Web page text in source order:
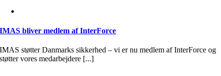
IMAS bliver medlem af InterForce
IMAS støtter Danmarks sikkerhed – vi er nu medlem af InterForce og
støtter vores medarbejdere [...]